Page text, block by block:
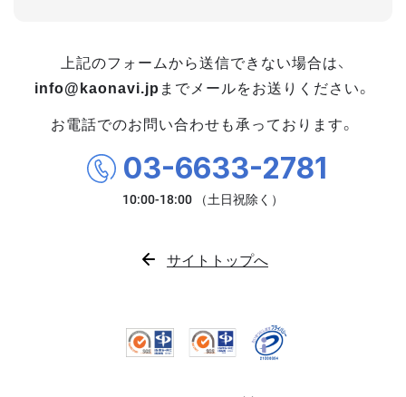
上記のフォームから送信できない場合は、
info@kaonavi.jp までメールをお送りください。
お電話でのお問い合わせも承っております。
03-6633-2781
サイトトップへ